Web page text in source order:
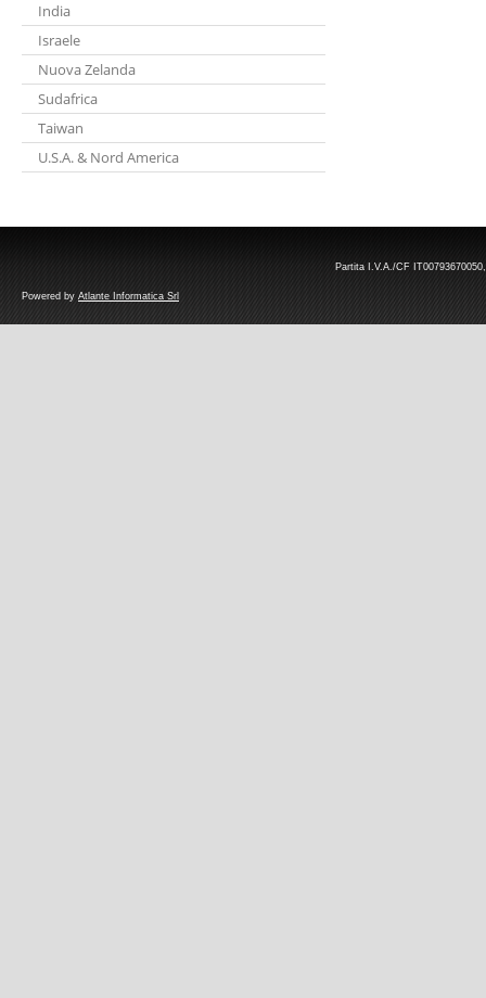
India
Israele
Nuova Zelanda
Sudafrica
Taiwan
U.S.A. & Nord America
Partita I.V.A./CF
Powered by Atlante Informatica Srl